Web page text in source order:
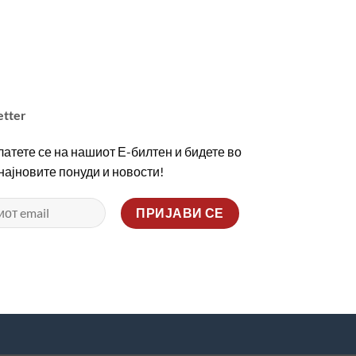
се на нашиот Е-билтен и бидете во
понуди и новости!